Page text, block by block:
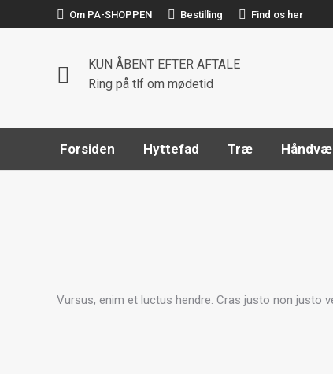
Om PA-SHOPPEN Bestilling Find os her
KUN ÅBENT EFTER AFTALE
Ring på tlf om mødetid
Forsiden Hyttefad Træ
Vursus, enim et luctus hendre. Cras justo non justo
Forsiden